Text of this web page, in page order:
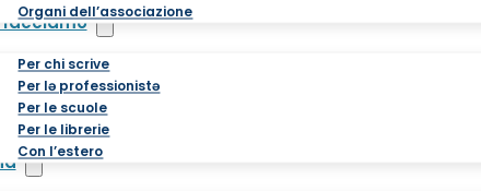
Organi dell’associazione
facciamo
Per chi scrive
Per lə professionistə
Per le scuole
Per le librerie
Con l’estero